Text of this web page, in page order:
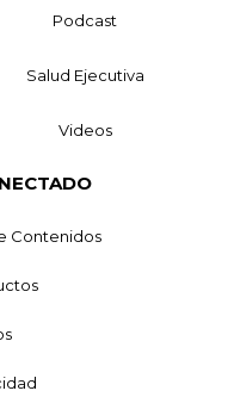
Podcast
Salud Ejecutiva
Videos
Contenidos